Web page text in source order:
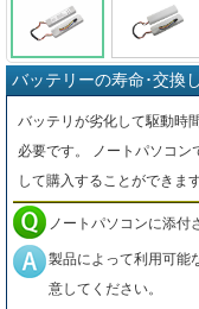
バッテリーの寿命･交換
バッテリが劣化して駆動時
必要です。 ノートパソコ
して購入することができます
ノートパソコンに添付
製品によって利用可能
意してください。